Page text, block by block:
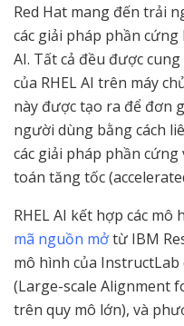
Red Hat mang đến trải
các giải pháp phần
AI. Tất cả đều được
của RHEL AI trên máy
này được tạo ra để đơn
người dùng bằng cách
các giải pháp phần cứng
toán tăng tốc
RHEL AI kết hợp các mô
mã nguồn mởtừ IBM
mô hình của
(Large-scale Alignment
trên quy mô lớn), và